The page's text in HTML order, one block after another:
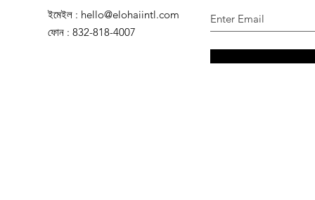
ইমেইল : hello@elohaiintl.com
ফোন : 832-818-4007